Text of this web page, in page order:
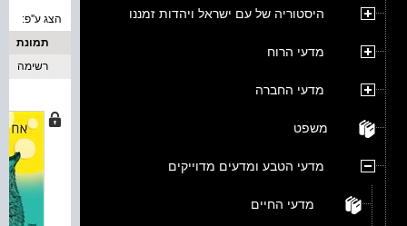
היסטוריה של עם ישראל ויהדות זמננו
מדעי הרוח
מדעי החברה
משפט
מדעי הטבע ומדעים מדוייקים
מדעי החיים
הצג ע''פ:
תמונת
כריכה
רשימה